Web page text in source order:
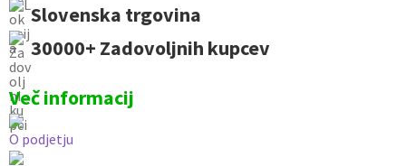
Slovenska trgovina
30000+ Zadovoljnih kupcev
Več informacij
O podjetju